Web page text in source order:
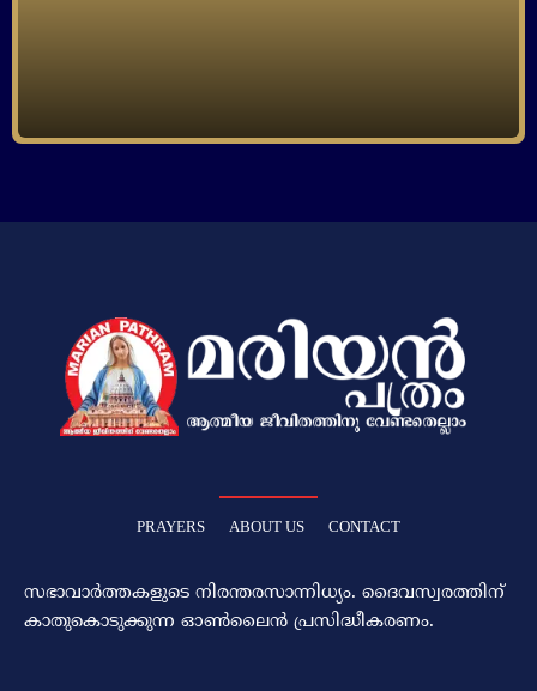
PRAYERS ABOUT US CONTACT
സഭാവാര്‍ത്തകളുടെ നിരന്തരസാന്നിധ്യം. ദൈവസ്വരത്തിന്‌
കാതുകൊടുക്കുന്ന ഓണ്‍ലൈന്‍ പ്രസിദ്ധീകരണം.